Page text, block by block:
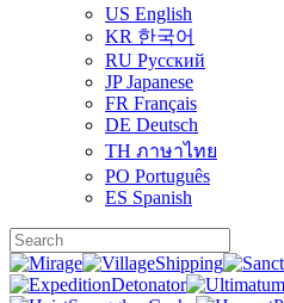
US English
KR 한국어
RU Русский
JP Japanese
FR Français
DE Deutsch
TH ภาษาไทย
PO Português
ES Spanish